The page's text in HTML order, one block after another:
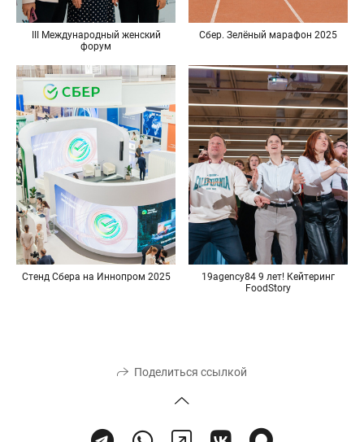
III Международный женский
форум
Сбер. Зелёный марафон 2025
Стенд Сбера на Иннопром 2025
19agency84 9 лет! Кейтеринг
FoodStory
Поделиться ссылкой